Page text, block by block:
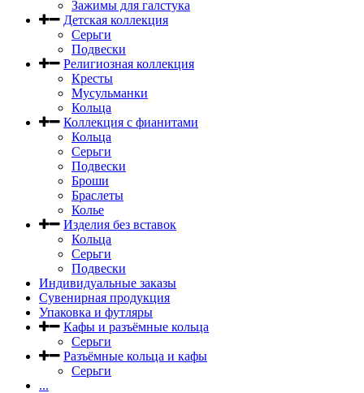
Зажимы для галстука
Детская коллекция
Серьги
Подвески
Религиозная коллекция
Кресты
Мусульманки
Кольца
Коллекция с фианитами
Кольца
Серьги
Подвески
Броши
Браслеты
Колье
Изделия без вставок
Кольца
Серьги
Подвески
Индивидуальные заказы
Сувенирная продукция
Упаковка и футляры
Кафы и разъёмные кольца
Серьги
Разъёмные кольца и кафы
Серьги
...